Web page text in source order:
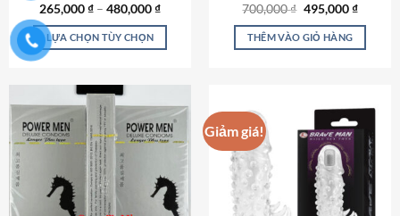
Được xếp
hạng4.87
5 sao
265,000₫ – 480,000₫
LỰA CHỌN TÙY CHỌN
này
có
nhiều
biến
thể.
Các
tùy
Được xếp
hạng4.83
5 sao
700,000₫ Giá
là:
700,000 ₫.
495,000₫Giá
tại
THÊM VÀO GIỎ HÀNG
Giảm giá!